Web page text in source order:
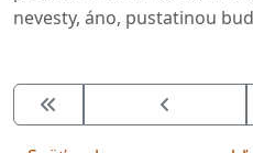
nevesty, áno, pustatinou